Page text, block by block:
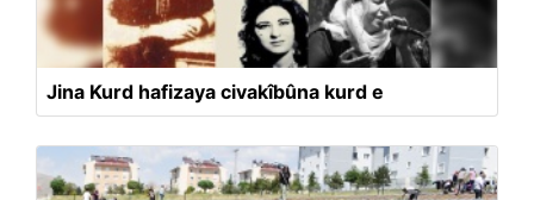
Jina Kurd hafizaya civakîbûna kurd e